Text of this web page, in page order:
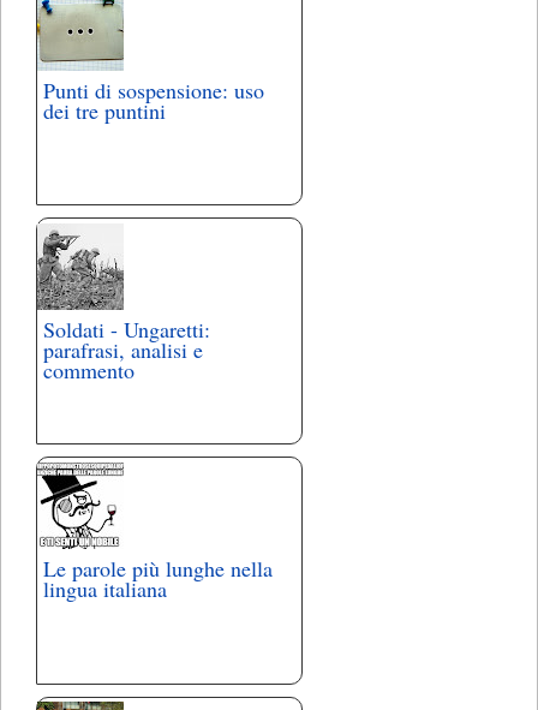
Punti di sospensione: uso
dei tre puntini
Soldati - Ungaretti:
parafrasi, analisi e
commento
Le parole più lunghe nella
lingua italiana